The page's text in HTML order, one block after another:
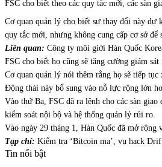
FSC cho biết theo các quy tắc mới, các sàn
Cơ quan quản lý cho biết sự thay đổi này
quy tắc mới, nhưng không cung cấp cơ sở để
Liên quan: Công ty môi giới Hàn Quốc
FSC cho biết họ cũng sẽ tăng cường giám
Cơ quan quản lý nói thêm rằng họ sẽ tiếp
Động thái này bổ sung vào nỗ lực rộng lớn
Vào thứ Ba, FSC đã ra lệnh cho các sàn
kiểm soát nội bộ và hệ thống quản lý rủi ro.
Vào ngày 29 tháng 1, Hàn Quốc đã mở rộng
Tạp chí: Kiểm tra ‘Bitcoin ma’, vụ hack
Tin nổi bật